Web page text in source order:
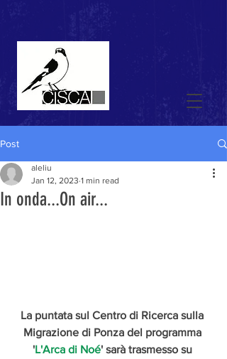
Post
In onda...On air...
aleliu
Jan 12, 2023 1 min read
La puntata sul Centro di Ricerca sulla
Migrazione di Ponza del programma
'L'Arca di Noé' sarà trasmesso su